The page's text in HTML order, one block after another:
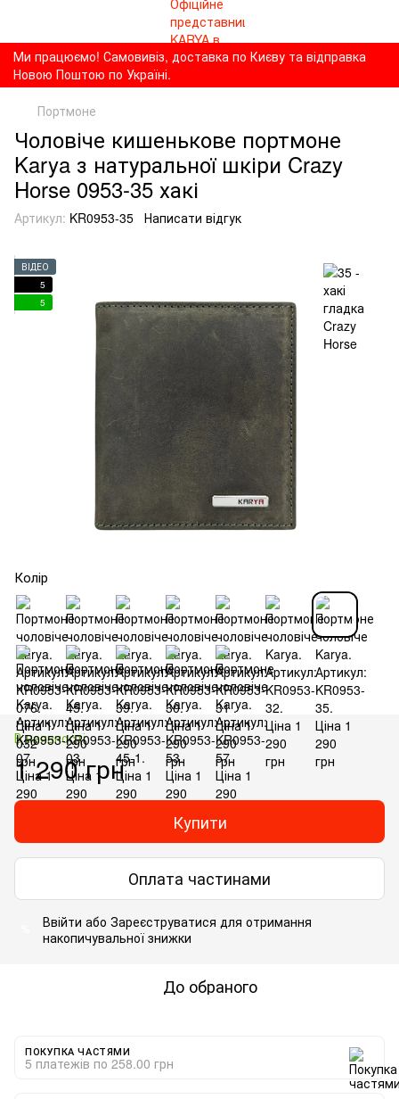
Ми працюємо! Самовивіз, доставка по Києву та відправка
Новою Поштою по Україні.
Портмоне
Чоловіче кишенькове портмоне
Karya з натуральної шкіри Crazy
Horse 0953-35 хакі
Артикул: KR0953-35 Написати відгук
ВІДЕО
5
5
Колір
В наявності
1 290 грн
Купити
Оплата частинами
Ввійти або Зареєструватися для отримання
накопичувальної знижки
До обраного
ПОКУПКА ЧАСТЯМИ
5 платежів по 258.00 грн